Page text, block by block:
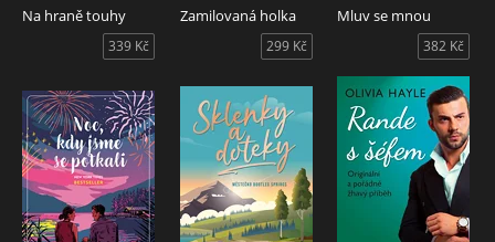
Na hraně touhy
339 Kč
Zamilovaná holka
299 Kč
Mluv se mnou
382 Kč